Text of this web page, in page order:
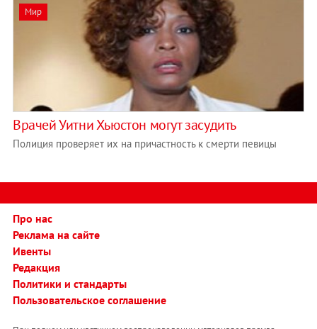
Мир
Врачей Уитни Хьюстон могут засудить
Полиция проверяет их на причастность к смерти певицы
Про нас
Реклама на сайте
Ивенты
Редакция
Политики и стандарты
Пользовательское соглашение